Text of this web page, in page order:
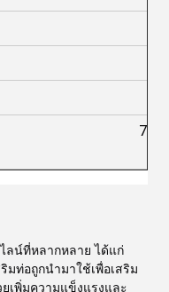
700
ลน์ที่หลากหลาย ได้แก่
มท่อถูกนำมาใช้เพื่อเสริม
เพิ่มความแข็งแรงและ